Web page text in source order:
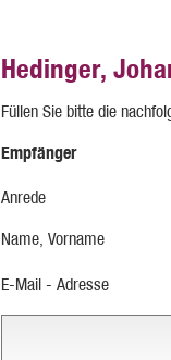
Hedinger,
Füllen Sie bitte die
Empfänger
Anrede
Name, Vorname
E-Mail - Adresse